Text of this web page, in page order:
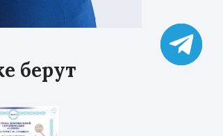
берут